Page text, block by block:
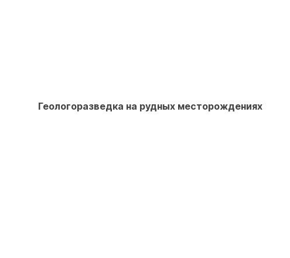
Геологоразведка на рудных месторождениях